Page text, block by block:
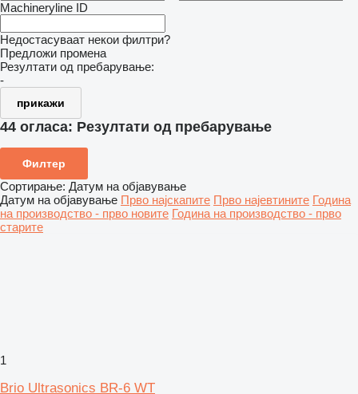
Machineryline ID
Недостасуваат некои филтри?
Предложи промена
Резултати од пребарување:
-
прикажи
44 огласа: Резултати од пребарување
Филтер
Сортирање: Датум на објавување
Датум на објавување Прво најскапите Прво најевтините Година
на производство - прво новите Година на производство - прво
старите
1
Brio Ultrasonics BR-6 WT